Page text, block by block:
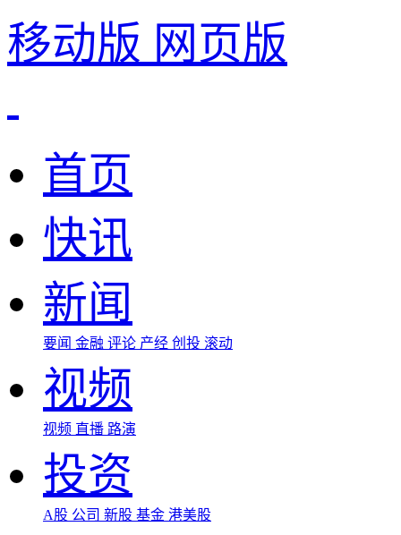
移动版 网页版
首页
快讯
新闻
要闻 金融 评论 产经 创投 滚动
视频
视频 直播 路演
投资
A股 公司 新股 基金 港美股